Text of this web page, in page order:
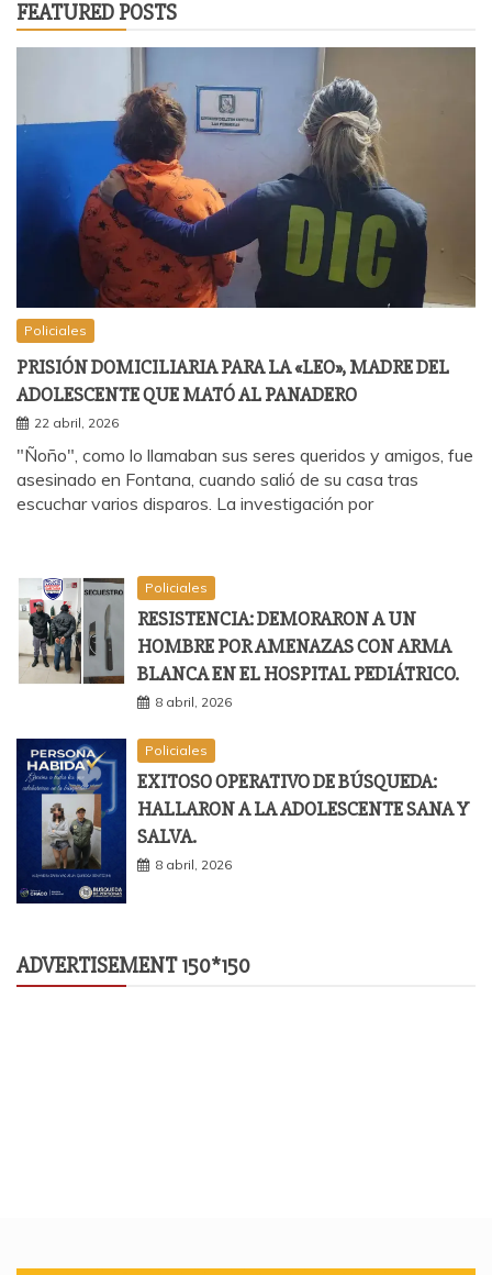
FEATURED POSTS
Policiales
PRISIÓN DOMICILIARIA PARA LA «LEO», MADRE DEL
ADOLESCENTE QUE MATÓ AL PANADERO
22 abril, 2026
"Ñoño", como lo llamaban sus seres queridos y amigos, fue
asesinado en Fontana, cuando salió de su casa tras
escuchar varios disparos. La investigación por
Policiales
RESISTENCIA: DEMORARON A UN
HOMBRE POR AMENAZAS CON ARMA
BLANCA EN EL HOSPITAL PEDIÁTRICO.
8 abril, 2026
Policiales
EXITOSO OPERATIVO DE BÚSQUEDA:
HALLARON A LA ADOLESCENTE SANA Y
SALVA.
8 abril, 2026
ADVERTISEMENT 150*150